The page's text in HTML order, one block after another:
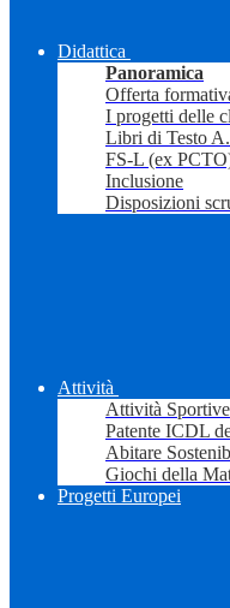
Didattica
Panoramica
Offerta
I progetti delle
Libri di Testo
FS-L (ex
Inclusione
Disposizioni
Attività
Attività Sportive
Patente ICDL
Abitare
Giochi della
Progetti Europei